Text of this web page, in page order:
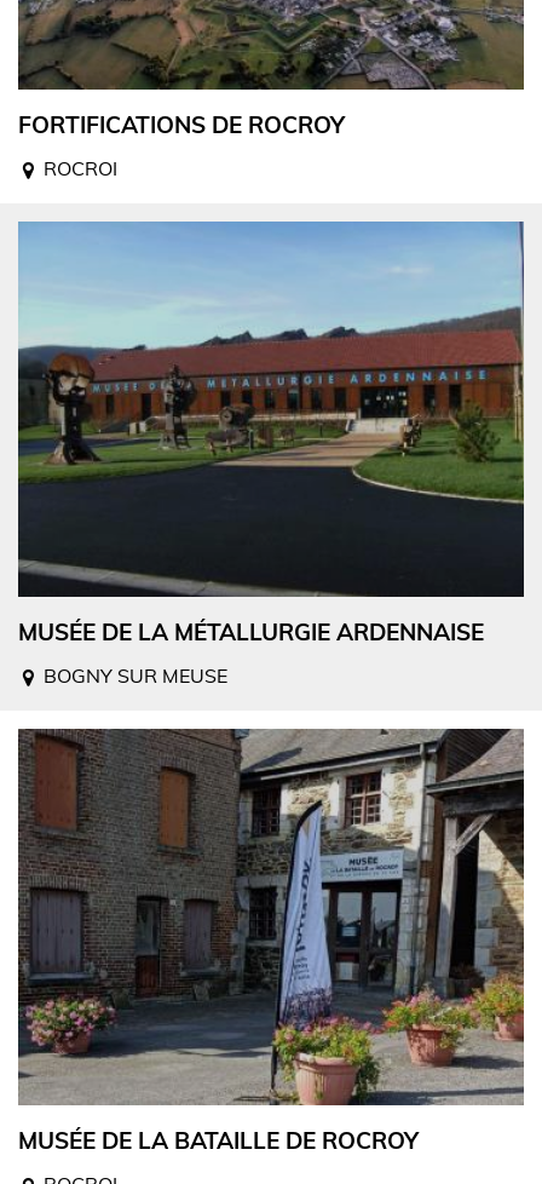
FORTIFICATIONS DE ROCROY
ROCROI
MUSÉE DE LA MÉTALLURGIE ARDENNAISE
BOGNY SUR MEUSE
MUSÉE DE LA BATAILLE DE ROCROY